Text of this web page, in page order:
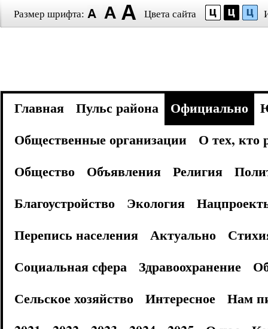
Размер шрифта: Цвета сайта
Главная Пульс района Официально
Общественные организации
О тех, кто
Общество
Объявления Религия
Благоустройство
Экология
Перепись населения
Актуально
Социальная сфера
Здравоохранение
Сельское хозяйство
Интересное
Нам